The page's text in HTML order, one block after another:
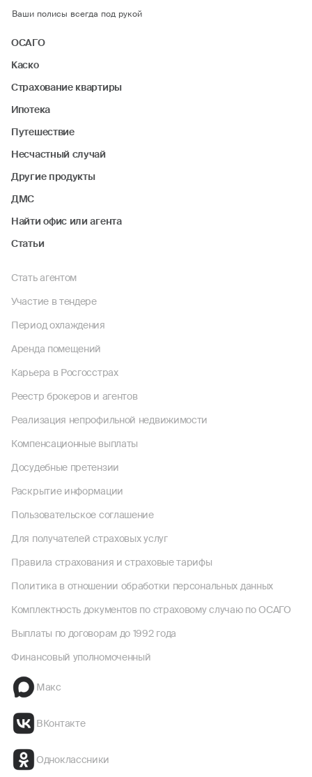
Ваши полисы всегда под рукой
ОСАГО
Каско
Страхование квартиры
Ипотека
Путешествие
Несчастный случай
Другие продукты
ДМС
Найти офис или агента
Статьи
Стать агентом
Участие в тендере
Период охлаждения
Аренда помещений
Карьера в Росгосстрах
Реестр брокеров и агентов
Реализация непрофильной недвижимости
Компенсационные выплаты
Досудебные претензии
Раскрытие информации
Пользовательское соглашение
Для получателей страховых услуг
Правила страхования и страховые тарифы
Политика в отношении обработки персональных данных
Комплектность документов по страховому случаю по ОСАГО
Выплаты по договорам до 1992 года
Финансовый уполномоченный
Макс
ВКонтакте
Одноклассники